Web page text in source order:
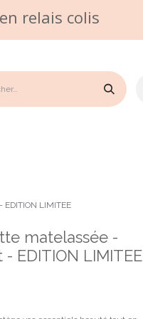
relais colis
LIMITEE
matelassée -
EDITION LIMITEE